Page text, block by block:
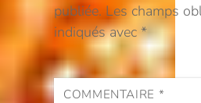
publiée. Les champs
indiqués avec*
COMMENTAIRE *